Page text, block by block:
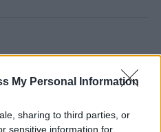
My Personal Information
sharing to third parties, or
sensitive information for
voltou a colocar o
internacional do
Alejandro Davidovich
e Ofícios”